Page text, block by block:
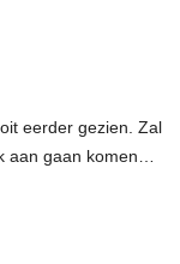
eerder gezien. Zal
aan gaan komen…